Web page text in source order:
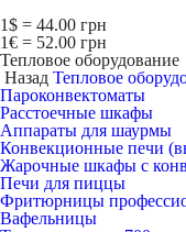
1$ = 44.00 грн
1€ = 52.00 грн
Тепловое оборудование
Назад Тепловое
Пароконвектоматы
Расcтоечные шкафы
Аппараты для шаурмы
Конвекционные печи
Жарочные шкафы с
Печи для пиццы
Фритюрницы
Вафельницы